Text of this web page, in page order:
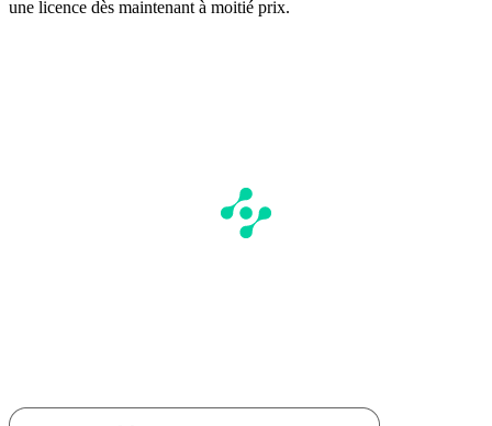
une licence dès maintenant à moitié prix.